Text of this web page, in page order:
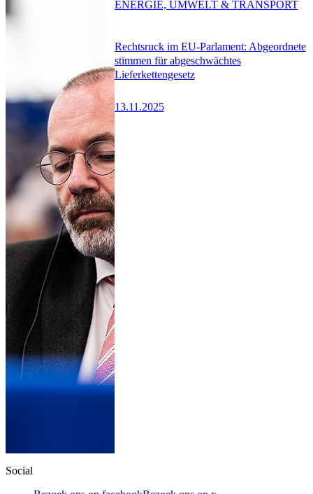
Rechtsruck im EU-Parlament: Abgeordnete
stimmen für abgeschwächtes
Lieferkettengesetz
13.11.2025
ENERGIE, UMWELT & TRANSPORT
Social